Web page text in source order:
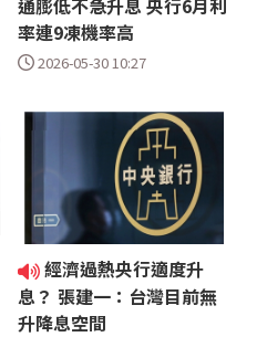
通膨低不急升息 央行6月利
率連9凍機率高
2026-05-30 10:27
經濟過熱央行適度升
息？ 張建一：台灣目前無
升降息空間